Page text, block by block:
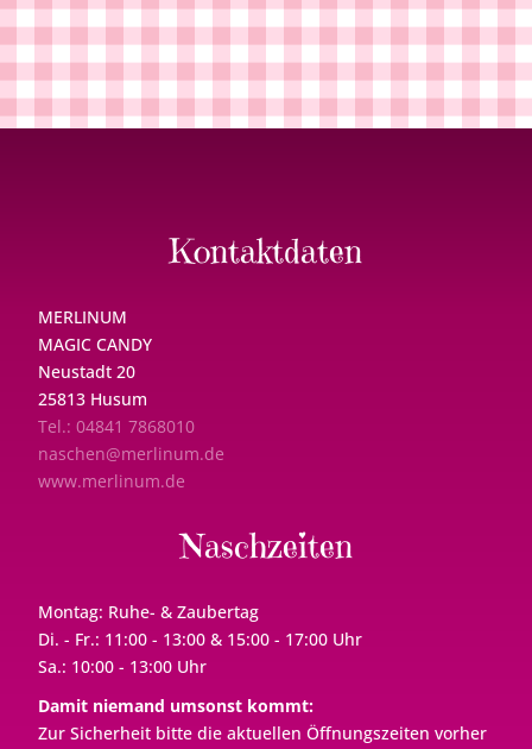
Kontaktdaten
MERLINUM
MAGIC CANDY
Neustadt 20
25813 Husum
Tel.: 04841 7868010
naschen@merlinum.de
www.merlinum.de
Naschzeiten
Montag: Ruhe- & Zaubertag
Di. - Fr.: 11:00 - 13:00 & 15:00 - 17:00 Uhr
Sa.: 10:00 - 13:00 Uhr
Damit niemand umsonst kommt:
Zur Sicherheit bitte die aktuellen Öffnungszeiten vorher